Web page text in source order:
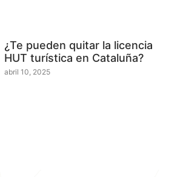
¿Te pueden quitar la licencia
HUT turística en Cataluña?
abril 10, 2025